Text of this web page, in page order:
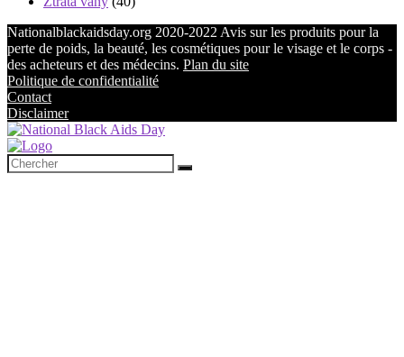
Nationalblackaidsday.org 2020-2022 Avis sur les produits pour la
perte de poids, la beauté, les cosmétiques pour le visage et le corps -
des acheteurs et des médecins. Plan du site
Politique de confidentialité
Contact
Disclaimer